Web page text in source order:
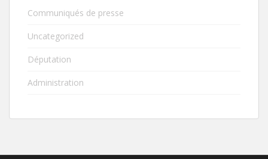
Communiqués de presse
Uncategorized
Députation
Administration